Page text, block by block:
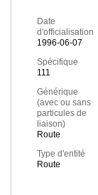
Date
d'officialisation
1996-06-07
Spécifique
111
Générique
(avec ou sans
particules de
liaison)
Route
Type d'entité
Route